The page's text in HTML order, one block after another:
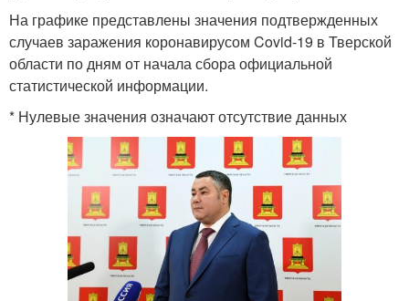
На графике представлены значения подтвержденных
случаев заражения коронавирусом Covid-19 в Тверской
области по дням от начала сбора официальной
статистической информации.
* Нулевые значения означают отсутствие данных